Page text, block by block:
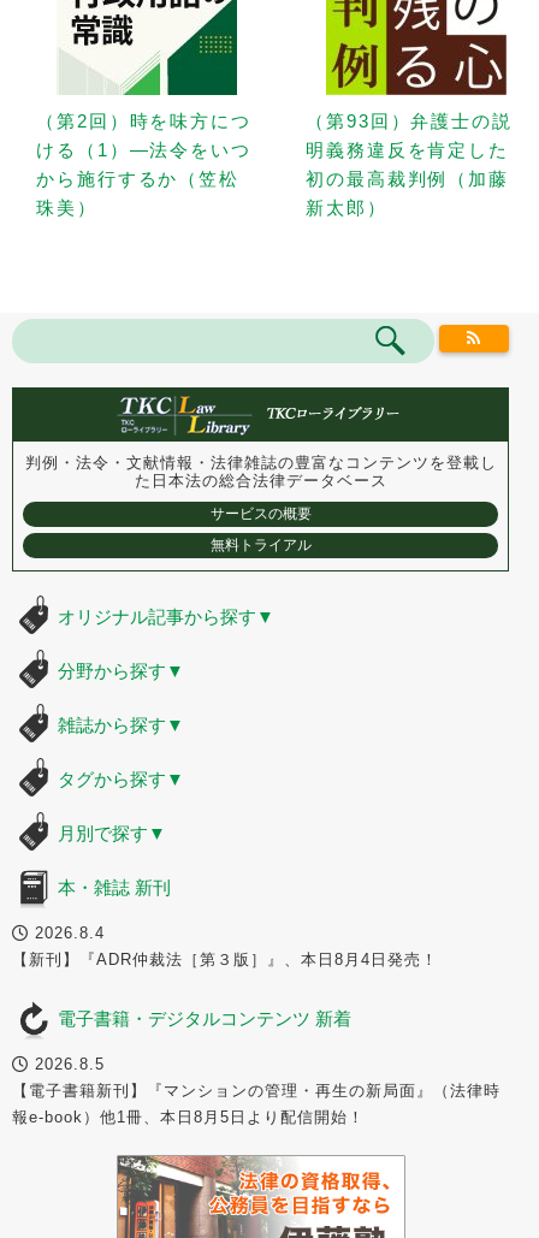
（第2回）時を味方につ
ける（1）—法令をいつ
から施行するか（笠松
珠美）
（第93回）弁護士の説
明義務違反を肯定した
初の最高裁判例（加藤
新太郎）
判例・法令・文献情報・法律雑誌の豊富なコンテンツを登載し
た 日本法の総合法律データベース
サービスの概要
無料トライアル
オリジナル記事から探す ▼
分野から探す ▼
雑誌から探す ▼
タグから探す ▼
月別で探す ▼
本・雑誌 新刊
2026.8.4
【新刊】『ADR仲裁法［第３版］』、本日8月4日発売！
電子書籍・デジタルコンテンツ 新着
2026.8.5
【電子書籍新刊】『マンションの管理・再生の新局面』（法律時
報e-book）他1冊、本日8月5日より配信開始！